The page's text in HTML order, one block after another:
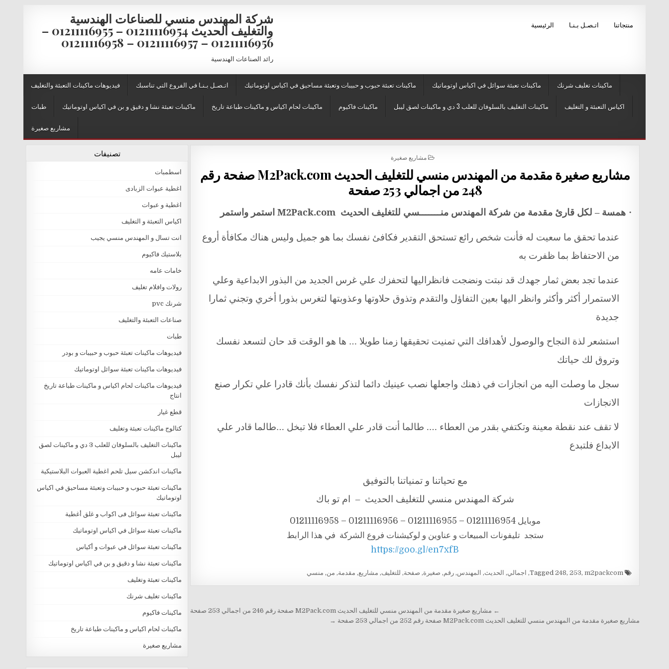
شركة المهندس منسي للصناعات الهندسية
والتغليف الحديث 01211116954 – 01211116955 –
01211116956 – 01211116957 – 01211116958
رائد الصناعات الهندسية
الرئيسية اتـصـل بـنـا منتجاتنا
فيديوهات ماكينات التعبئة والتغليف اتـصـل بـنـا في الفروع التي تناسبك ماكينات تعبئة حبوب و حبيبات وتعبئة مساحيق في اكياس اوتوماتيك ماكينات تعبئة سوائل في اكياس اوتوماتيك ماكينات تغليف شرنك
طبات ماكينات تعبئة نشا و دقيق و بن في اكياس اوتوماتيك ماكينات لحام اكياس و ماكينات طباعة تاريخ ماكينات فاكيوم ماكينات التغليف بالسلوفان للعلب 3 دي و ماكينات لصق ليبل اكياس التعبئة و التغليف
مشاريع صغيرة
POSTED IN
مشاريع صغيرة
مشاريع صغيرة مقدمة من المهندس منسي للتغليف الحديث M2Pack.com صفحة رقم
248 من اجمالي 253 صفحة
· همسة – لكل قارئ مقدمة من شركة المهندس منـــــــسي للتغليف الحديث M2Pack.com استمر واستمر
عندما تحقق ما سعيت له فأنت شخص رائع تستحق التقدير فكافئ نفسك بما هو جميل وليس هناك مكافأة أروع
من الاحتفاظ بما ظفرت به
عندما تجد بعض ثمار جهدك قد نبتت ونضجت فانظراليها لتحفزك علي غرس الجديد من البذور الابداعية وعلي
الاستمرار أكثر وأكثر وانظر اليها بعين التفاؤل والتقدم وتذوق حلاوتها وعذوبتها لتغرس بذورا أخري وتجني ثمارا
جديدة
استشعر لذة النجاح والوصول لأهدافك التي تمنيت تحقيقها زمنا طويلا … ها هو الوقت قد حان لتسعد نفسك
وتروق لك حياتك
سجل ما وصلت اليه من انجازات في ذهنك واجعلها نصب عينيك دائما لتذكر نفسك بأنك قادرا علي تكرار صنع
الانجازات
لا تقف عند نقطة معينة وتكتفي بقدر من العطاء …. طالما أنت قادر علي العطاء فلا تبخل …طالما قادر علي
الابداع فلتبدع
مع تحياتنا و تمنياتنا بالتوفيق
شركة المهندس منسي للتغليف الحديث – ام تو باك
موبايل 01211116954 – 01211116955 – 01211116956 – 01211116958
ستجد تليفونات المبيعات و عناوين و لوكيشنات فروع الشركة في هذا الرابط
https://goo.gl/en7xfB
Tagged
248, 253, m2packcom
, اجمالي, الحديث, المهندس,رقم, صغيرة, صفحة, للتغليف, مشاريع, مقدمة, من, منسي
← مشاريع صغيرة مقدمة من المهندس منسي للتغليف الحديث M2Pack.com صفحة رقم 246 من اجمالي 253 صفحة
مشاريع صغيرة مقدمة من المهندس منسي للتغليف الحديث M2Pack.com صفحة رقم 252 من اجمالي 253 صفحة →
تصنيفات
اسطمبات
اغطية عبوات الزبادى
اغطية و عبوات
اكياس التعبئة و التغليف
انت تسال و المهندس منسي يجيب
بلاستيك فاكيوم
خامات عامه
رولات وافلام تغليف
شرنك pvc
صناعات التعبئة والتغليف
طبات
فيديوهات ماكينات تعبئة حبوب و حبيبات و بودر
فيديوهات ماكينات تعبئة سوائل اوتوماتيك
فيديوهات ماكينات لحام اكياس و ماكينات طباعة تاريخ
انتاج
قطع غيار
كتالوج ماكينات تعبئة وتغليف
ماكينات التغليف بالسلوفان للعلب 3 دي و ماكينات لصق
ليبل
ماكينات اندكشن سيل تلحم اغطية العبوات البلاستيكية
ماكينات تعبئة حبوب و حبيبات وتعبئة مساحيق في اكياس
اوتوماتيك
ماكينات تعبئة سوائل فى اكواب و غلق أغطية
ماكينات تعبئة سوائل في اكياس اوتوماتيك
ماكينات تعبئة سوائل في عبوات و أكياس
ماكينات تعبئة نشا و دقيق و بن في اكياس اوتوماتيك
ماكينات تعبئة وتغليف
ماكينات تغليف شرنك
ماكينات فاكيوم
ماكينات لحام اكياس و ماكينات طباعة تاريخ
مشاريع صغيرة